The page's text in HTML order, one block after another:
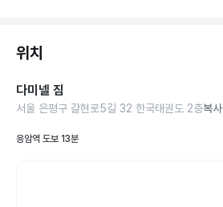
위치
다미넬 짐
서울 은평구 갈현로5길 32 한국태권도 2층복사
응암역 도보 13분